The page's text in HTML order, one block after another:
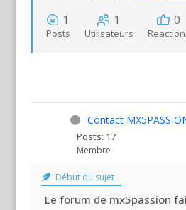
1
Posts
1
Utilisateurs
0
Contact
Posts: 17
Membre
Début du sujet
Le forum de mx5passion